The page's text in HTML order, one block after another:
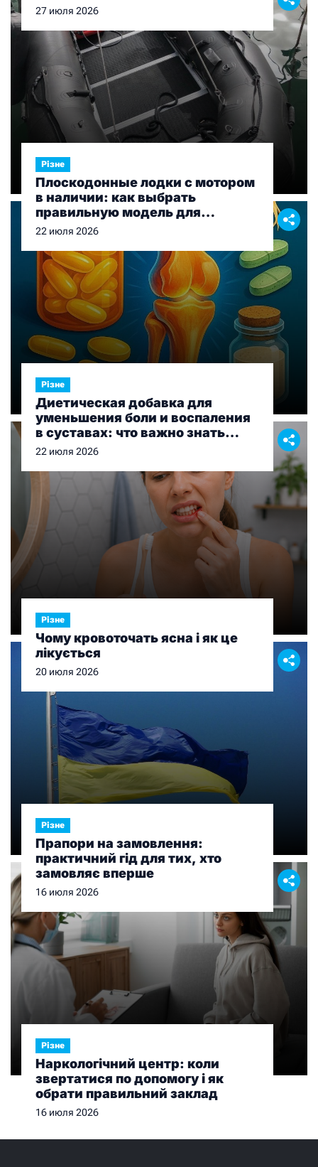
27 июля 2026
Різне
Плоскодонные лодки с мотором
в наличии: как выбрать
правильную модель для
рыбалки и отдыха
22 июля 2026
Різне
Диетическая добавка для
уменьшения боли и воспаления
в суставах: что важно знать
перед выбором
22 июля 2026
Різне
Чому кровоточать ясна і як це
лікується
20 июля 2026
Різне
Прапори на замовлення:
практичний гід для тих, хто
замовляє вперше
16 июля 2026
Різне
Наркологічний центр: коли
звертатися по допомогу і як
обрати правильний заклад
16 июля 2026